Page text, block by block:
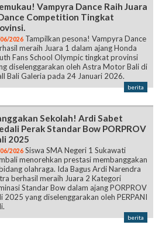
Vampyra Dance Raih Juara
Competition Tingkat
2026 Tampilkan pesona! Vampyra Dance
meraih Juara 1 dalam ajang Honda
Fans School Olympic tingkat provinsi
diselenggarakan oleh Astra Motor Bali di
Bali Galeria pada 24 Januari 2026.
berita
Sekolah! Ardi Sabet
Perak Standar Bow PORPROV
2025
2026 Siswa SMA Negeri 1 Sukawati
menorehkan prestasi membanggakan
olahraga. Ida Bagus Ardi Narendra
berhasil meraih Juara 2 Kategori
Standar Bow dalam ajang PORPROV
2025 yang diselenggarakan oleh PERPANI
berita